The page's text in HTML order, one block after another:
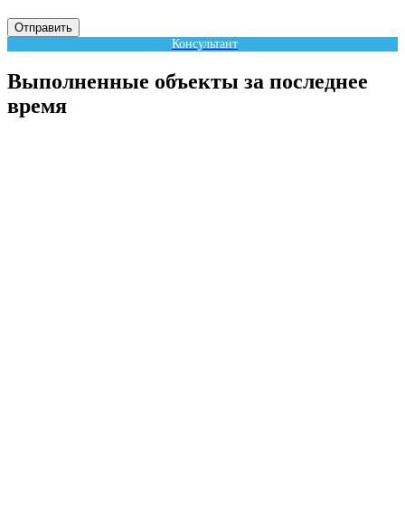
Отправить
Консультант
Выполненные объекты за последнее
время